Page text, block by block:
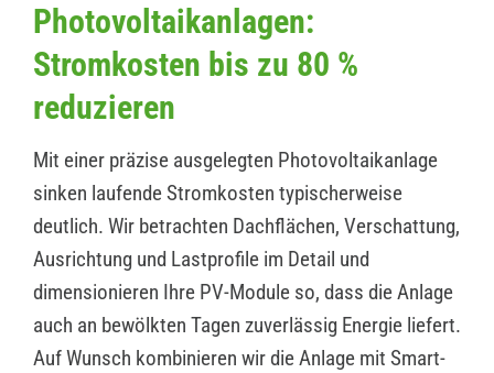
Photovoltaikanlagen:
Stromkosten bis zu 80 %
reduzieren
Mit einer präzise ausgelegten Photovoltaikanlage
sinken laufende Stromkosten typischerweise
deutlich. Wir betrachten Dachflächen, Verschattung,
Ausrichtung und Lastprofile im Detail und
dimensionieren Ihre PV-Module so, dass die Anlage
auch an bewölkten Tagen zuverlässig Energie liefert.
Auf Wunsch kombinieren wir die Anlage mit Smart-